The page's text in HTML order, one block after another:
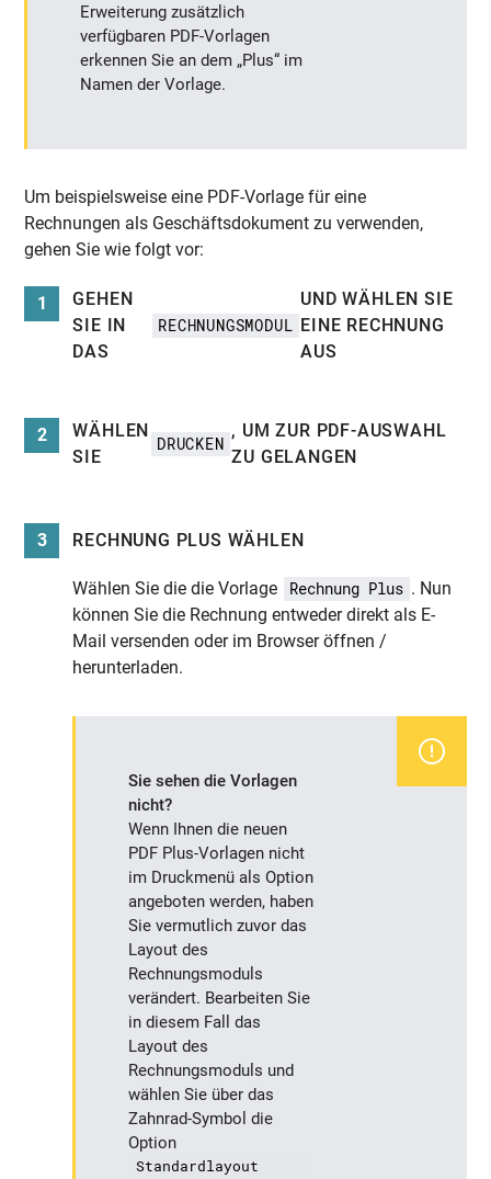
Erweiterung zusätzlich
verfügbaren PDF-Vorlagen
erkennen Sie an dem „Plus“ im
Namen der Vorlage.
Um beispielsweise eine PDF-Vorlage für eine
Rechnungen als Geschäftsdokument zu verwenden,
gehen Sie wie folgt vor:
1
GEHEN
SIE IN
DAS
RECHNUNGSMODUL
UND WÄHLEN SIE
EINE RECHNUNG
AUS
2
WÄHLEN
SIE
DRUCKEN
, UM ZUR PDF-AUSWAHL
ZU GELANGEN
3 RECHNUNG PLUS WÄHLEN
Wählen Sie die die Vorlage Rechnung Plus . Nun
können Sie die Rechnung entweder direkt als E-
Mail versenden oder im Browser öffnen /
herunterladen.
Sie sehen die Vorlagen
nicht?
Wenn Ihnen die neuen
PDF Plus-Vorlagen nicht
im Druckmenü als Option
angeboten werden, haben
Sie vermutlich zuvor das
Layout des
Rechnungsmoduls
verändert. Bearbeiten Sie
in diesem Fall das
Layout des
Rechnungsmoduls und
wählen Sie über das
Zahnrad-Symbol die
Option
Standardlayout